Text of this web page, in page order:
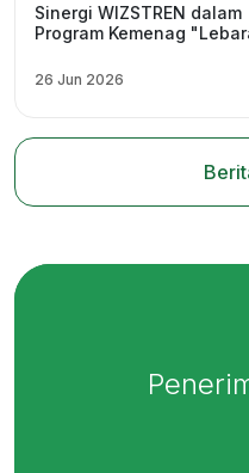
Sinergi WIZSTREN dalam
Program Kemenag
Salurkan Bantuan
26 Jun 2026